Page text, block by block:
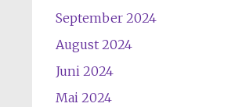
September 2024
August 2024
Juni 2024
Mai 2024